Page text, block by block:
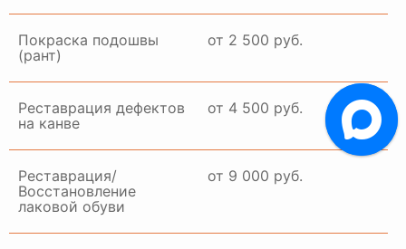
Покраска подошвы
(рант)
от 2 500 руб.
Реставрация дефектов
на канве
от 4 500 руб.
Реставрация/
Восстановление
лаковой обуви
от 9 000 руб.